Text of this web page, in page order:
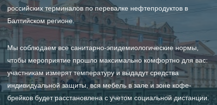
российских терминалов по перевалке нефтепродуктов в
Балтийском регионе.
Мы соблюдаем все санитарно-эпидемиологические нормы,
чтобы мероприятие прошло максимально комфортно для вас:
участникам измерят температуру и выдадут средства
индивидуальной защиты, вся мебель в зале и зоне кофе-
брейков будет расстановлена с учетом социальной дистанции.